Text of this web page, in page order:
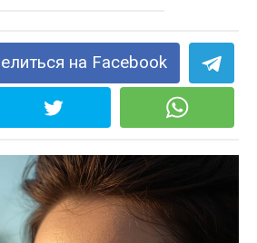
на Facebook